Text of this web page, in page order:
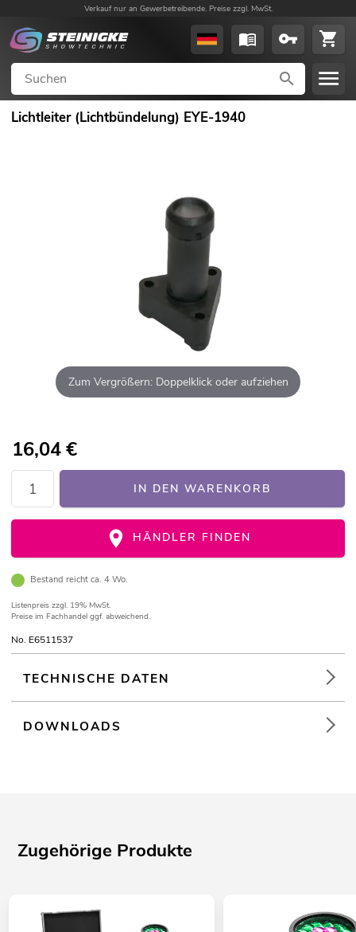
Verkauf nur an Gewerbetreibende. Preise zzgl. MwSt.
Lichtleiter (Lichtbündelung) EYE-1940
Zum Vergrößern: Doppelklick oder aufziehen
16,04€
IN DEN WARENKORB
HÄNDLER FINDEN
Bestand reicht ca. 4 Wo.
Listenpreis zzgl. 19% MwSt.
Preise im Fachhandel ggf. abweichend.
No. E6511537
TECHNISCHE DATEN
DOWNLOADS
Zugehörige Produkte